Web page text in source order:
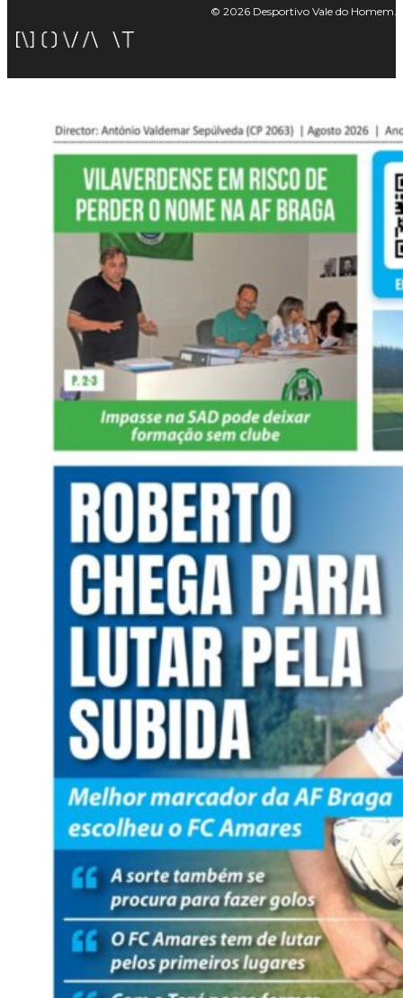
© 2026 Desportivo Vale do Homem.